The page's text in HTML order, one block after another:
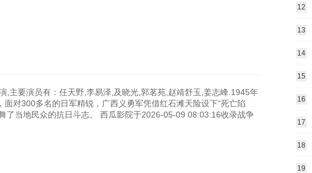
,主要演员有：任天野,李易泽,及晓光,郭茗苑,赵靖舒玉,姜志峰.1945年
对300多名的日军精锐，广西义勇军凭借红石滩天险设下“死亡陷
了当地民众的抗日斗志。 西瓜影院于2026-05-09 08:03:16收录战争
12
13
14
15
16
17
18
19